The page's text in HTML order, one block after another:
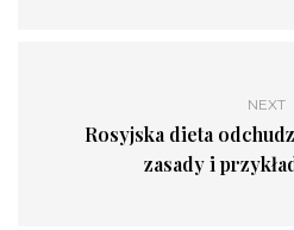
NEXT
Rosyjska dieta
zasady i